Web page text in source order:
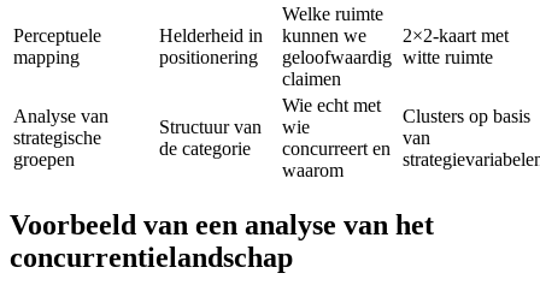
Perceptuele
mapping
Helderheid in
positionering
Welke ruimte
kunnen we
geloofwaardig
claimen
2×2-kaart met
witte ruimte
Analyse van
strategische
groepen
Structuur van
de categorie
Wie echt met
wie
concurreert en
waarom
Clusters op basis
van
Voorbeeld van een analyse van het
concurrentielandschap